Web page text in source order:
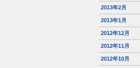
2013年2月
2013年1月
2012年12月
2012年11月
2012年10月